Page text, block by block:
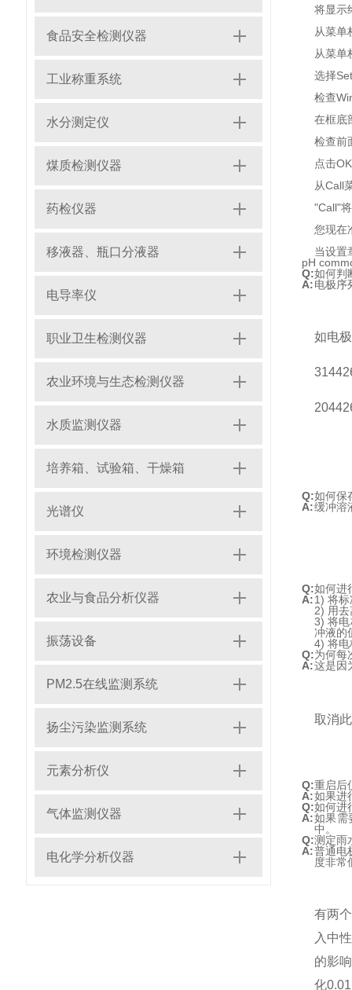
食品安全检测仪器
工业称重系统
水分测定仪
煤质检测仪器
药检仪器
移液器、瓶口分液器
电导率仪
职业卫生检测仪器
农业环境与生态检测仪器
水质监测仪器
培养箱、试验箱、干燥箱
光谱仪
环境检测仪器
农业与食品分析仪器
振荡设备
PM2.5在线监测系统
扬尘污染监测系统
元素分析仪
气体监测仪器
电化学分析仪器
将显示
从菜单
从菜单
选择
检查
在框底
检查前
点击
从Call
"Call"
您现在
当设置
pH
Q:如何判
A:电极序
如电
Q:如何保
A:缓冲溶
Q:如何进
A:1) 将
2) 用
3) 将
冲液的
4) 将电
Q:为何每
A:这是因
取消
Q:重启后
A:如果进
Q:如何进
A:如果需
中。
Q:测定雨
A:普通电
度非常
有两
入中
的影
化